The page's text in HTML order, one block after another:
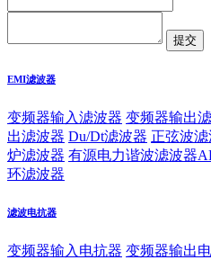
EMI滤波器
变频器输入滤波器 变频器输出
出滤波器 Du/Dt滤波器 正弦波滤
炉滤波器 有源电力谐波滤波器
环滤波器
滤波电抗器
变频器输入电抗器 变频器输出